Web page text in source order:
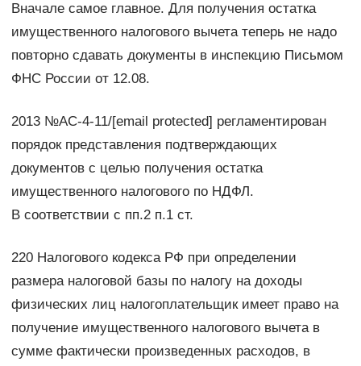
Вначале самое главное. Для получения остатка
имущественного налогового вычета теперь не надо
повторно сдавать документы в инспекцию Письмом
ФНС России от 12.08.
2013 №АС-4-11/[email protected] регламентирован
порядок представления подтверждающих
документов с целью получения остатка
имущественного налогового по НДФЛ.
В соответствии с пп.2 п.1 ст.
220 Налогового кодекса РФ при определении
размера налоговой базы по налогу на доходы
физических лиц налогоплательщик имеет право на
получение имущественного налогового вычета в
сумме фактически произведенных расходов, в